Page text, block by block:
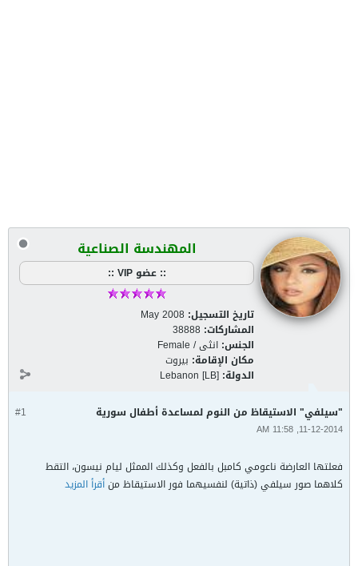
المهندسة الصناعية
:: عضو VIP ::
تاريخ التسجيل: May 2008
المشاركات: 38888
الجنس: انثى / Female
مكان الإقامة: بيروت
الدولة: Lebanon [LB]
#1 "سيلفي" الاستيقاظ من النوم لمساعدة أطفال سورية
11-12-2014, 11:58 AM
فعلتها العارضة ناعومي كامبل بالفعل وكذلك الممثل ليام نيسون، التقط
كلاهما صور سيلفي (ذاتية) لنفسيهما فور الاستيقاظ منأقرأ المزيد